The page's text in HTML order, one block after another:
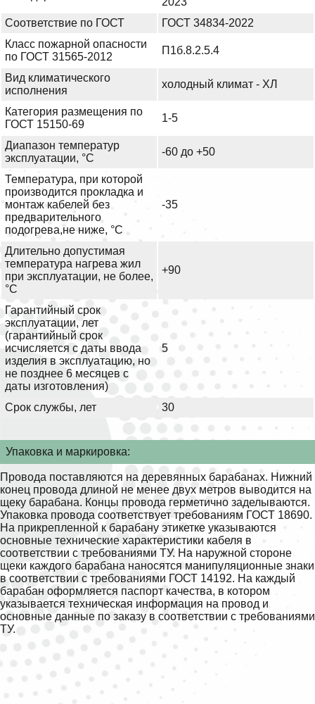
Соответствие по ГОСТ
ГОСТ 34834-2022
Класс пожарной опасности
по ГОСТ 31565-2012
П1б.8.2.5.4
Вид климатического
исполнения
холодный климат - ХЛ
Категория размещения по
ГОСТ 15150-69
1-5
Диапазон температур
эксплуатации, °С
-60 до +50
Температура, при которой
производится прокладка и
монтаж кабелей без
предварительного
подогрева,не ниже, °С
-35
Длительно допустимая
температура нагрева жил
при эксплуатации, не более,
°С
+90
Гарантийный срок
эксплуатации, лет
(гарантийный срок
исчисляется с даты ввода
изделия в эксплуатацию, но
не позднее 6 месяцев с
даты изготовления)
5
Срок службы, лет 30
Упаковка и маркировка:
Провода поставляются на деревянных барабанах. Нижний
конец провода длиной не менее двух метров выводится на
щеку барабана. Концы провода герметично заделываются.
Упаковка провода соответствует требованиям ГОСТ 18690.
На прикрепленной к барабану этикетке указываются
основные технические характеристики кабеля в
соответствии с требованиями ТУ. На наружной стороне
щеки каждого барабана наносятся манипуляционные знаки
в соответствии с требованиями ГОСТ 14192. На каждый
барабан оформляется паспорт качества, в котором
указывается техническая информация на провод и
основные данные по заказу в соответствии с требованиями
ТУ.